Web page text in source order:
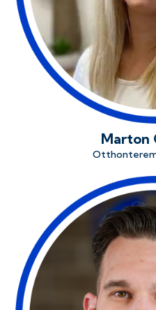
Marton